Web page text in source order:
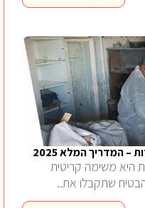
– המדריך המלא 2025
היא משימה קריטית
שתקבלו את..